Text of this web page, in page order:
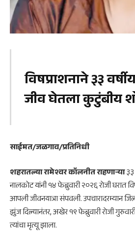
विषप्राशनाने ३३
जीव घेतला कुटुंबीय
साईमत/जळगाव/प्रतिनिधी
शहरातल्या रामेश्वर कॉलनीत राहणाऱ्या३३
नालकोट यांनी १४ फेब्रुवारी २०२६ रोजी घरात
आपली जीवनयात्रा संपवली. उपचारादरम्यान
झुंज दिल्यानंतर, अखेर १९ फेब्रुवारी रोजी
त्यांचा मृत्यू झाला.